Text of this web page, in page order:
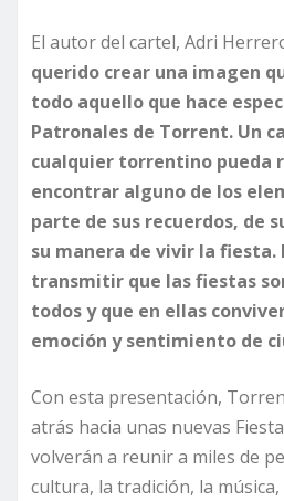
El autor del cartel, Adri
querido crear una imagen
todo aquello que hace
Patronales de Torrent. Un
cualquier torrentino pueda
encontrar alguno de los
parte de sus recuerdos, de
su manera de vivir la
transmitir que las fiestas
todos y que en ellas
emoción y sentimiento de
Con esta presentación,
atrás hacia unas nuevas
volverán a reunir a miles de
cultura, la tradición, la música,